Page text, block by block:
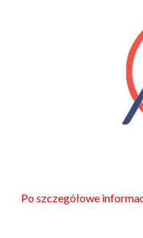
Po szczegółowe